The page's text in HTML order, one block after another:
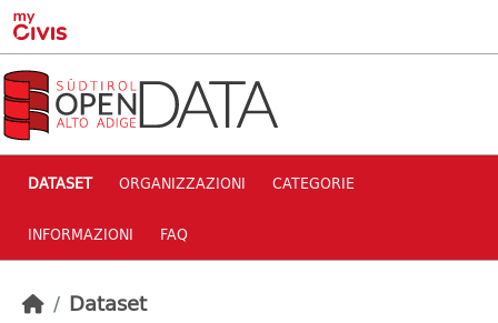
Skip to main content
DATASET ORGANIZZAZIONI CATEGORIE
INFORMAZIONI FAQ
Dataset